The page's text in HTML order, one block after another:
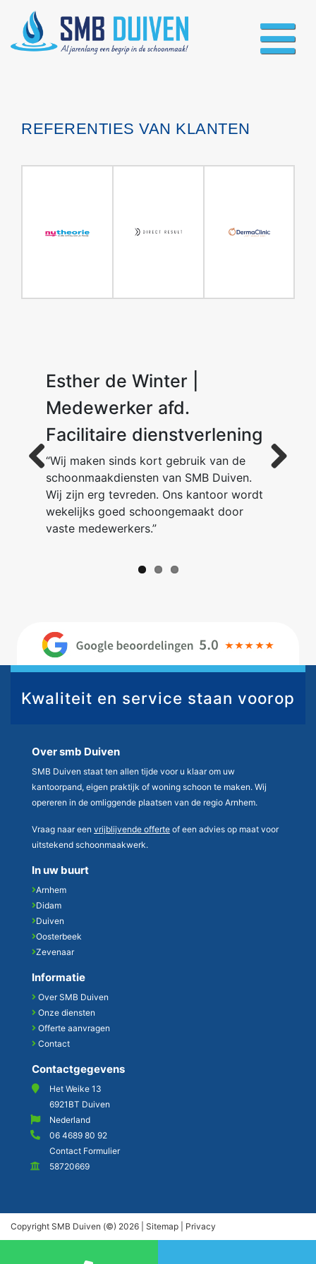
REFERENTIES VAN KLANTEN
Esther de Winter |
Medewerker afd.
Facilitaire dienstverlening
“Wij maken sinds kort gebruik van de
schoonmaakdiensten van SMB Duiven.
Wij zijn erg tevreden. Ons kantoor wordt
wekelijks goed schoongemaakt door
vaste medewerkers.”
Dion van der Ent
M. K.
Previous
Kwaliteit en service staan voorop
Over smb Duiven
SMB Duiven staat ten allen tijde voor u klaar om uw
kantoorpand, eigen praktijk of woning schoon te maken. Wij
opereren in de omliggende plaatsen van de regio Arnhem.
Vraag naar een vrijblijvende offerte of een advies op maat voor
uitstekend schoonmaakwerk.
In uw buurt
Arnhem
Didam
Duiven
Oosterbeek
Zevenaar
Informatie
Over SMB Duiven
Onze diensten
Offerte aanvragen
Contact
Contactgegevens
Het Weike 13
6921BT Duiven
Nederland
06 4689 80 92
Contact Formulier
58720669
Copyright SMB Duiven (©) 2026 | Sitemap Privacy